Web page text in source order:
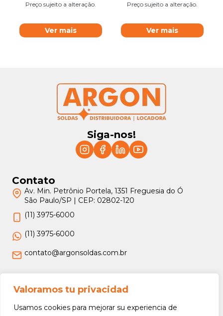
Valoramos tu privacidad
Usamos cookies para mejorar su experiencia de
Preço sujeito a alteração.
Ver mais
Preço sujeito a alteração.
Ver mais
Siga-nos!
Contato
Av. Min. Petrônio Portela, 1351 Freguesia do Ó
São Paulo/SP | CEP: 02802-120
(11) 3975-6000
(11) 3975-6000
contato@argonsoldas.com.br
Jurídico
Termos e Condições
Política de Privacidade